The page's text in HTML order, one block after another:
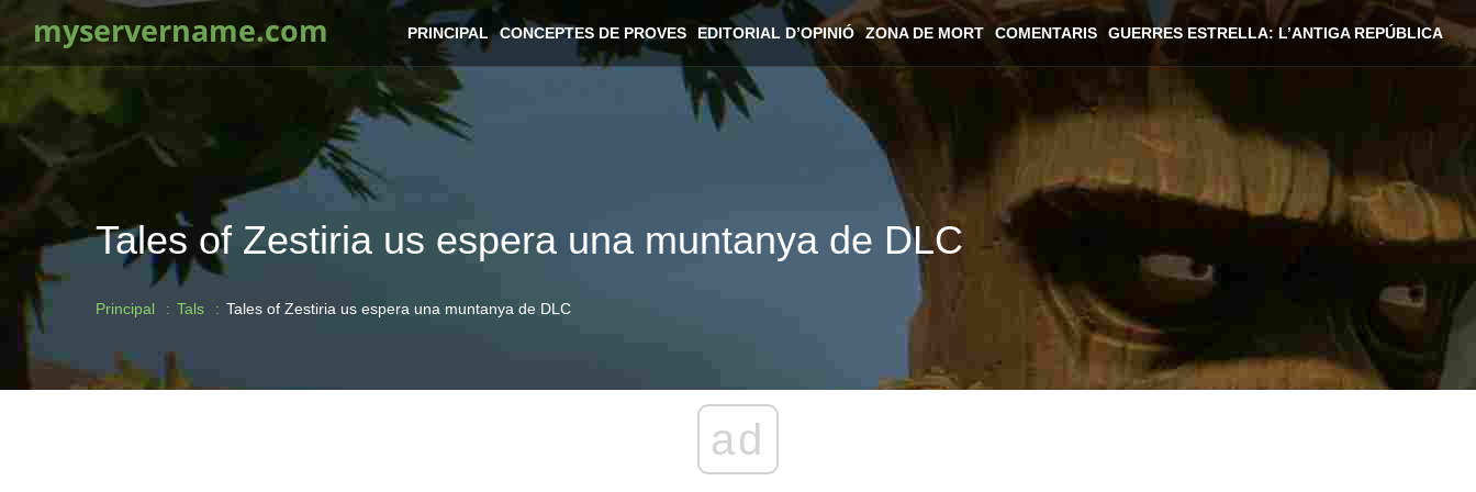
myservername.com PRINCIPAL CONCEPTES DE PROVES EDITORIAL D’OPINIÓ ZONA DE MORT COMENTARIS GUERRES ESTRELLA: L’ANTIGA REPÚBLICA
Tales of Zestiria us espera una muntanya de DLC
Principal Tals Tales of Zestiria us espera una muntanya de DLC
ad